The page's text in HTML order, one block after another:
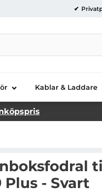
Kablar & Laddare
Plus - Svart